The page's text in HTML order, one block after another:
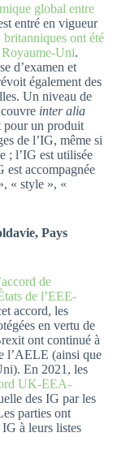
global entre
entré en vigueur
ont été
Royaume-Uni.
d’examen et
également des
Un niveau de
inter alia
pour un produit
de l’IG, même si
; l’IG est utilisée
est accompagnée
« style », «
Pays
de
de l’EEE-
accord, les
en vertu de
ont continué à
l’AELE (ainsi que
En 2021, les
UK-EEA-
des IG par les
parties ont
à leurs listes